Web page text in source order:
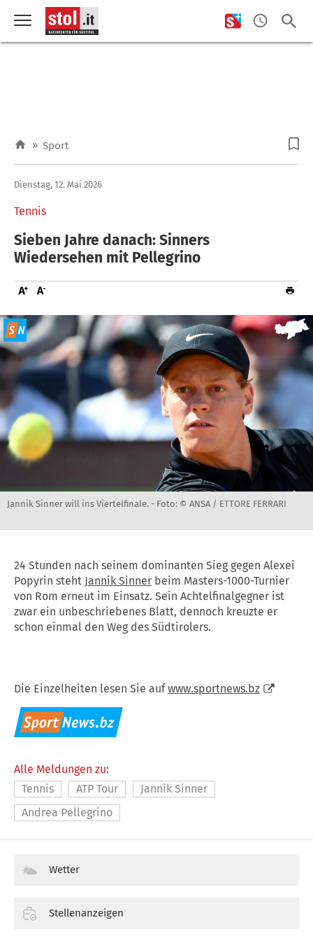
» Sport
Tennis
Dienstag, 12. Mai 2026
Sieben Jahre danach: Sinners
Wiedersehen mit Pellegrino
Jannik Sinner will ins Viertelfinale. - Foto: © ANSA / ETTORE FERRARI
24 Stunden nach seinem dominanten Sieg gegen Alexei
Popyrin steht Jannik Sinner beim Masters-1000-Turnier
von Rom erneut im Einsatz. Sein Achtelfinalgegner ist
zwar ein unbeschriebenes Blatt, dennoch kreuzte er
schon einmal den Weg des Südtirolers.
Die Einzelheiten lesen Sie aufwww.sportnews.bz
Alle Meldungen zu:
Tennis
ATP Tour
Jannik Sinner
Andrea Pellegrino
Wetter
Stellenanzeigen